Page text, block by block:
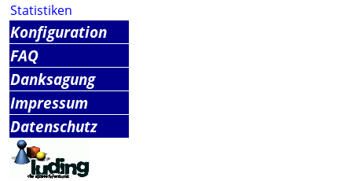
Statistiken
Konfiguration
FAQ
Danksagung
Impressum
Datenschutz